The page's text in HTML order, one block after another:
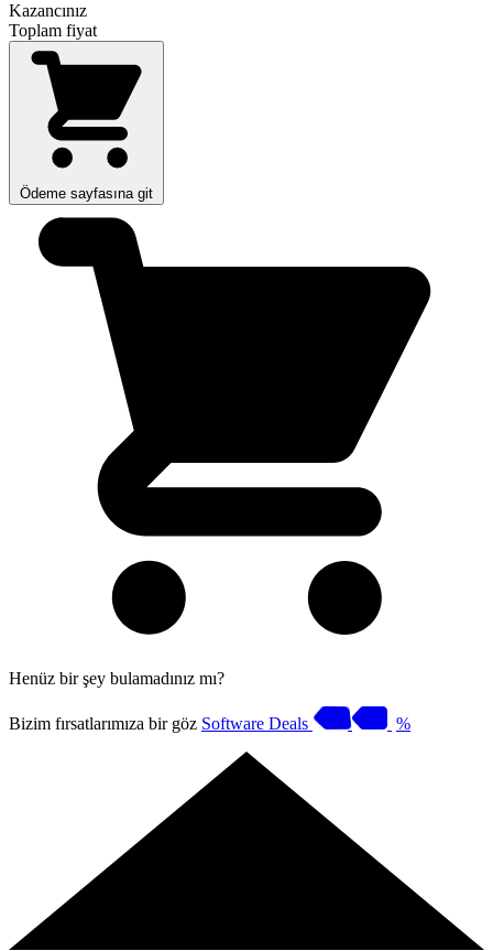
Kazancınız
Toplam fiyat
Ödeme sayfasına git
Henüz bir şey bulamadınız mı?
Bizim fırsatlarımıza bir göz Software Deals %